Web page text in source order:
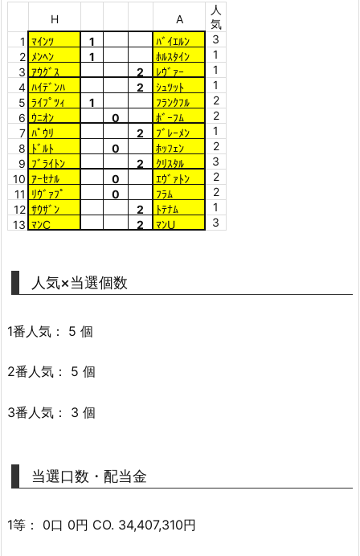
H A
人
気
1 ﾏｲﾝﾂ 1 ﾊﾞｲｴﾙﾝ
3
2 ﾒﾝﾍﾝ 1 ﾎﾙｽﾀｲﾝ
1
3 ｱｳｸﾞｽ 2 ﾚｳﾞｧｰ
1
4 ﾊｲﾃﾞﾝﾊ 2 ｼｭﾂｯﾄ
1
5 ﾗｲﾌﾟﾂｨ 1 ﾌﾗﾝｸﾌﾙ
2
6 ｳﾆｵﾝ 0 ﾎﾞｰﾌﾑ
2
7 ﾊﾟｳﾘ 2 ﾌﾞﾚｰﾒﾝ
1
8 ﾄﾞﾙﾄ 0 ﾎｯﾌｪﾝ
2
9 ﾌﾞﾗｲﾄﾝ 2 ｸﾘｽﾀﾙ
3
10 ｱｰｾﾅﾙ 0 ｴｳﾞｧﾄﾝ
2
11 ﾘｳﾞｧﾌﾟ 0 ﾌﾗﾑ
2
12 ｻｳｻﾞﾝ 2 ﾄﾃﾅﾑ
1
13 ﾏﾝC 2 ﾏﾝU 3
人気×当選個数
1番人気： 5 個
2番人気： 5 個
3番人気： 3 個
当選口数・配当金
1等： 0口 0円 CO. 34,407,310円